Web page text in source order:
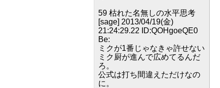
59 枯れた名無しの水平思考
[sage] 2013/04/19(金)
21:24:29.22 ID:QOHgoeQE0
Be:
ミクが1番じゃなきゃ許せない
ミク厨が進んで広めてるんだ
ろ。
公式は打ち間違えただけなの
に。